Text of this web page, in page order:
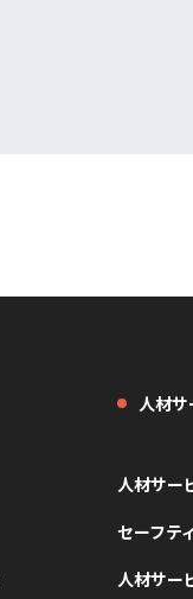
人材
人材サー
セーフテ
人材サー